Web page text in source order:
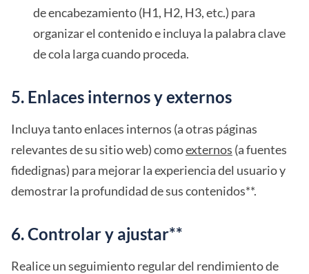
de encabezamiento (H1, H2, H3, etc.) para
organizar el contenido e incluya la palabra clave
de cola larga cuando proceda.
5. Enlaces internos y externos
Incluya tanto enlaces internos (a otras páginas
relevantes de su sitio web) comoexternos (a fuentes
fidedignas) para mejorar la experiencia del usuario y
demostrar la profundidad de sus contenidos**.
6. Controlar y ajustar**
Realice un seguimiento regular del rendimiento de